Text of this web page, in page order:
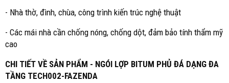
- Nhà thờ, đình, chùa, công trình kiến trúc nghệ thuật
- Các mái nhà cần chống nóng, chống dột, đảm bảo tính thẩm mỹ
cao
CHI TIẾT VỀ SẢN PHẨM - NGÓI LỢP BITUM PHỦ ĐÁ DẠNG ĐA
TẦNG TECH002-FAZENDA